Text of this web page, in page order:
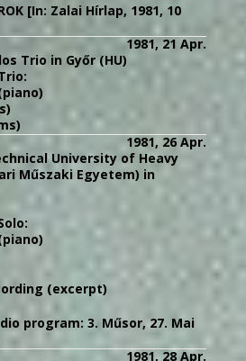
[In: Zalai Hírlap, 1981, 10
1981, 21 Apr.
Trio in Győr (HU)
1981, 26 Apr.
University of Heavy
Műszaki Egyetem) in
(excerpt)
program: 3. Műsor, 27. Mai
1981, 28 Apr.